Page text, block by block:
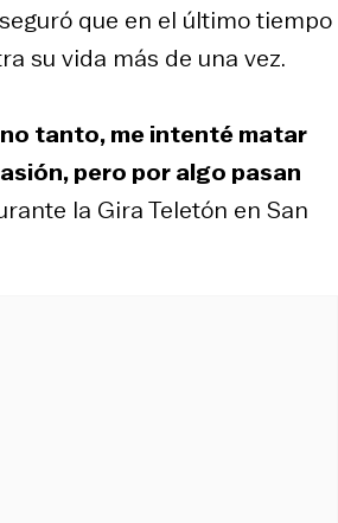
que en el último tiempo
su vida más de una vez.
no tanto, me intenté matar
pero por algo pasan
la Gira Teletón en San